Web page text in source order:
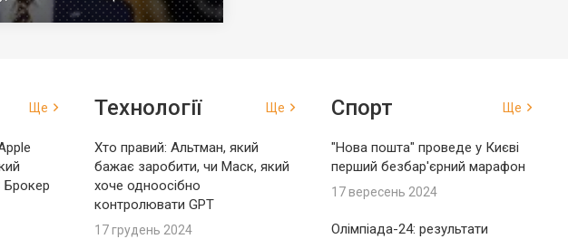
Ще
Брокер
Технології Ще
Хто правий: Альтман, який
бажає заробити, чи Маск, який
хоче одноосібно
контролювати GPT
17 грудень 2024
Спорт Ще
"Нова пошта" проведе у Києві
перший безбар'єрний марафон
17 вересень 2024
Олімпіада-24: результати